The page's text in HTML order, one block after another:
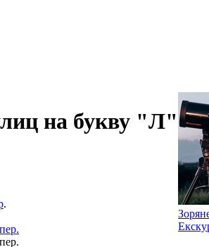
на букву "Л"
.